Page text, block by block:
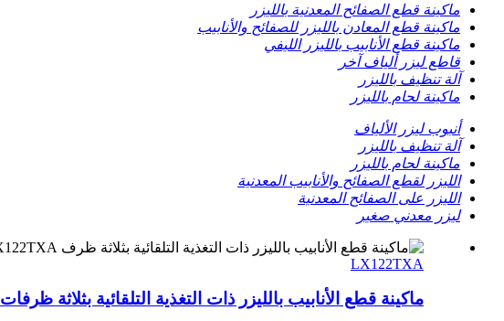
ماكينة قطع الصفائح المعدنية بالليزر
ماكينة قطع المعادن بالليزر للصفائح والأنابيب
ماكينة قطع الأنابيب بالليزر الليفي
قاطع ليزر ألياف آخر
آلة تنظيف بالليزر
ماكينة لحام بالليزر
أنبوب ليزر الألياف
آلة تنظيف بالليزر
ماكينة لحام بالليزر
الليزر لقطع الصفائح والأنابيب المعدنية
الليزر على الصفائح المعدنية
ليزر معدني صغير
LX122TXA
ماكينة قطع الأنابيب بالليزر ذات التغذية التلقائية بثلاثة ظرفات LX122TXA...